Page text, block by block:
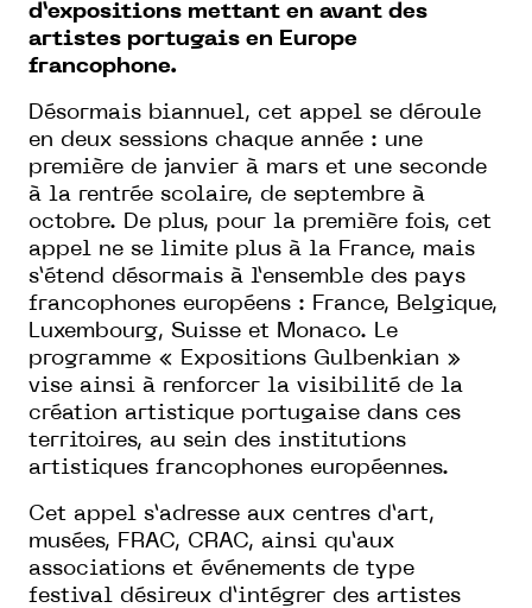
d’expositions mettant en avant des
artistes portugais en Europe
francophone.
Désormais biannuel, cet appel se déroule
en deux sessions chaque année : une
première de janvier à mars et une seconde
à la rentrée scolaire, de septembre à
octobre. De plus, pour la première fois, cet
appel ne se limite plus à la France, mais
s’étend désormais à l’ensemble des pays
francophones européens : France, Belgique,
Luxembourg, Suisse et Monaco. Le
programme « Expositions Gulbenkian »
vise ainsi à renforcer la visibilité de la
création artistique portugaise dans ces
territoires, au sein des institutions
artistiques francophones européennes.
Cet appel s’adresse aux centres d’art,
musées, FRAC, CRAC, ainsi qu’aux
associations et événements de type
festival désireux d’intégrer des artistes